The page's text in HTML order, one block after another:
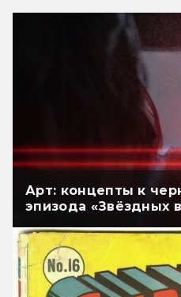
Арт: концепты к
эпизода «Звёздных